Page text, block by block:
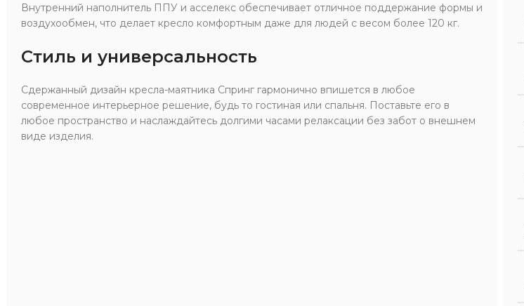
Внутренний наполнитель ППУ и асселекс обеспечивает отличное поддержание формы и
воздухообмен, что делает кресло комфортным даже для людей с весом более 120 кг.
Стиль и универсальность
Сдержанный дизайн кресла-маятника Спринг гармонично впишется в любое
современное интерьерное решение, будь то гостиная или спальня. Поставьте его в
любое пространство и наслаждайтесь долгими часами релаксации без забот о внешнем
виде изделия.